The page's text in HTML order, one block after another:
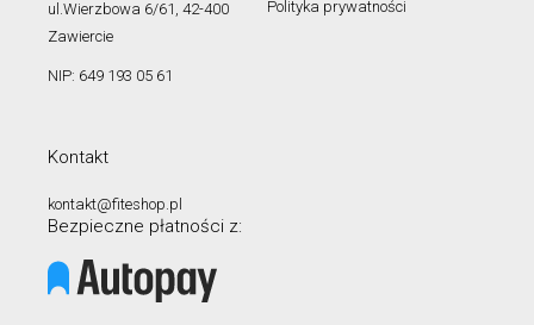
ul.Wierzbowa 6/61, 42-400
Zawiercie
NIP: 649 193 05 61
Polityka prywatności
Kontakt
kontakt@fiteshop.pl
Bezpieczne płatności z: